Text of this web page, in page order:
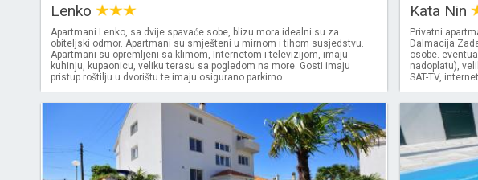
Lenko
Apartmani Lenko, sa dvije spavaće sobe, blizu mora idealni su za
obiteljski odmor. Apartmani su smješteni u mirnom i tihom susjedstvu.
Apartmani su opremljeni sa klimom, Internetom i televizijom, imaju
kuhinju, kupaonicu, veliku terasu sa pogledom na more. Gosti imaju
pristup roštilju u dvorištu te imaju osigurano parkirno...
Kata Nin
Privatni
Dalmacija
osobe.
nadoplatu),
SAT-TV,